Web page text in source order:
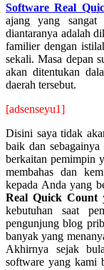
Software Real
ajang yang sangat
diantaranya adalah
familier dengan
sekali. Masa depan
akan ditentukan
daerah tersebut.
[adsenseyu1]
Disini saya tidak
baik dan
berkaitan pemimpin
membahas dan
kepada Anda yang
Real Quick Count
kebutuhan saat
pengunjung blog
banyak yang
Akhirnya sejak
software yang kami